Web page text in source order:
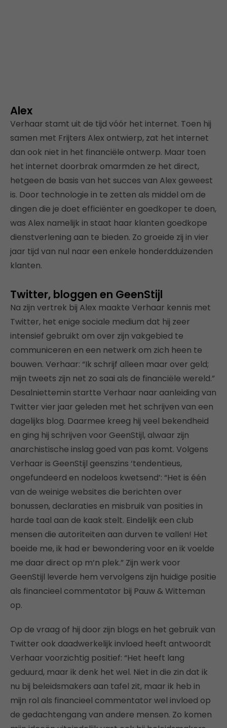
Alex
Verhaar stamt uit de tijd vóór het internet. Toen hij
samen met Frijters Alex ontwierp, zat het internet
dan ook niet in het financiële ontwerp. Maar toen
het internet doorbrak omarmden ze het direct,
hetgeen de basis van het succes van Alex geweest
is. Door technologie in te zetten als middel om de
dingen die je doet efficiënter en goedkoper te doen,
was Alex namelijk in staat haar klanten goedkope
dienstverlening aan te bieden. Zo groeide zij in vier
jaar tijd van nul naar een enkele honderdduizenden
klanten.
Twitter, bloggen en GeenStijl
Na zijn vertrek bij Alex maakte Verhaar kennis met
Twitter, het enige sociale medium dat hij zeer
intensief gebruikt om over zijn vakgebied te
communiceren en een netwerk om zich heen te
bouwen. Verhaar: “Ik schrijf alleen maar over geld;
mijn tweets zijn net zo saai als de financiële wereld.”
Desalniettemin startte Verhaar naar aanleiding van
Twitter vier jaar geleden met het schrijven van een
dagelijks blog. Daarmee kreeg hij veel bekendheid
en ging hij schrijven voor GeenStijl, alwaar zijn
anarchistische inslag goed van pas komt. Volgens
Verhaar is GeenStijl geenszins ‘tendentieus,
ongefundeerd en nodeloos kwetsend’: “Het is één
van de weinige websites die berichten over
bonussen, declaraties en misbruik van posities in
harde taal aan de kaak stelt. Eindelijk een club
mensen die autoriteiten aan durven te vallen! Het
boeide me, ik had er bewondering voor en ik voelde
me daar direct op m’n plek.” Zijn werk voor
GeenStijl leverde hem vervolgens zijn huidige positie
als financieel commentator bij Pauw & Witteman
op.
Op de vraag of hij door zijn blogs en het gebruik van
Twitter ook daadwerkelijk invloed heeft antwoordt
Verhaar voorzichtig positief: “Het heeft lang
geduurd, maar ik denk het wel. Niet in die zin dat ik
nu bij beleidsmakers aan tafel zit, maar ik heb in
mijn rol als financieel commentator wel invloed op
de gedachtengang van andere mensen. Zo komen